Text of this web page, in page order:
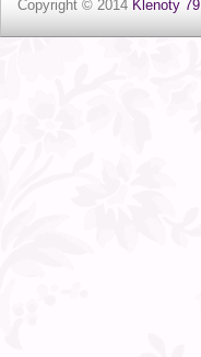
Copyright © 2014 Klenoty 79